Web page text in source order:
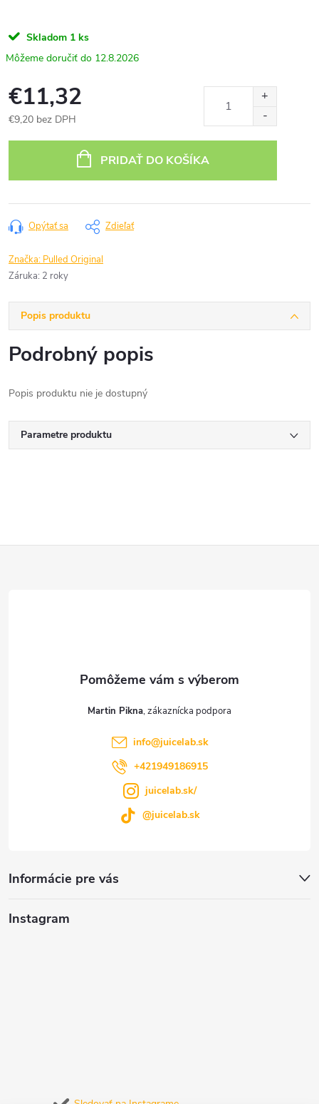
Skladom 1 ks
12.8.2026
€11,32
€9,20 bez DPH
PRIDAŤ DO KOŠÍKA
Opýtať sa Zdieľať
Značka: Pulled Original
Záruka: 2 roky
Popis produktu
Podrobný popis
Popis produktu nie je dostupný
Parametre produktu
Informácie pre vás
Martin Pikna
info@juicelab.sk
+421949186915
juicelab.sk/
@juicelab.sk
Instagram